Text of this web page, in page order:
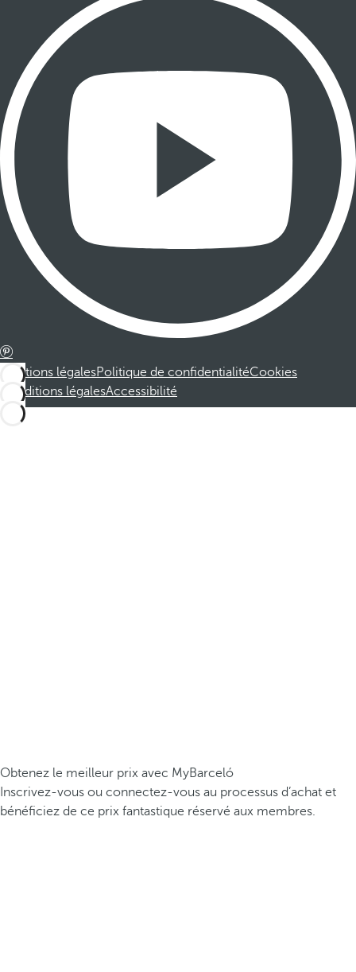
Mentions légalesPolitique de confidentialitéCookies
Conditions légalesAccessibilité
Obtenez le meilleur prix avec MyBarceló
Inscrivez-vous ou connectez-vous au processus d’achat et
bénéficiez de ce prix fantastique réservé aux membres.